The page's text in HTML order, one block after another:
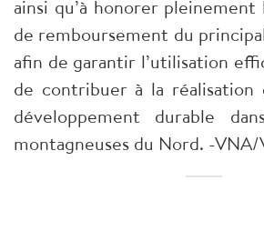
ainsi qu’à honorer
de remboursement du
afin de garantir l’utilisation
de contribuer à la réalisation
développement durable
montagneuses du Nord. -VNA/